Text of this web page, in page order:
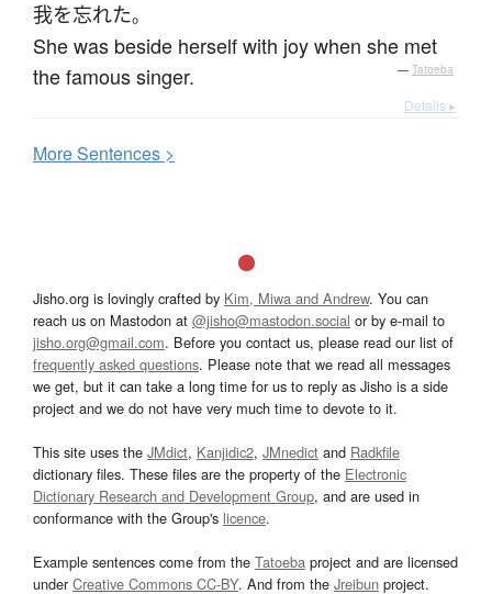
我を忘れた。
She was beside herself with joy when she met
the famous singer.
— Tatoeba
Details ▸
MoreSentences >
Jisho.org is lovingly crafted by Kim, Miwa and Andrew. You can
reach us on Mastodon at @jisho@mastodon.social or by e-mail to
jisho.org@gmail.com. Before you contact us, please read our list of
frequently asked questions. Please note that we read all messages
we get, but it can take a long time for us to reply as Jisho is a side
project and we do not have very much time to devote to it.
This site uses the JMdict, Kanjidic2, JMnedict and Radkfile
dictionary files. These files are the property of the Electronic
Dictionary Research and Development Group, and are used in
conformance with the Group's licence.
Example sentences come from the Tatoeba project and are licensed
underCreative Commons CC-BY. And from the Jreibun project.